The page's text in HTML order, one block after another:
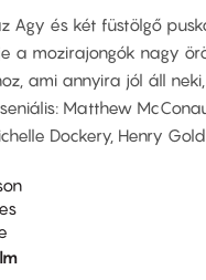
Agy és két füstölgő
a mozirajongók nagy
ami annyira jól áll
Matthew
Dockery, Henry